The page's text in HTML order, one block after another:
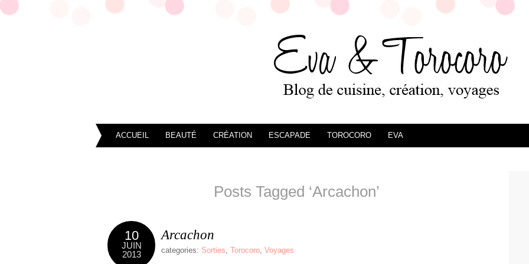
ACCUEIL BEAUTÉ CRÉATION ESCAPADE TOROCORO EVA
Posts Tagged ‘Arcachon’
10
JUIN
2013
Arcachon
categories: Sorties, Torocoro, Voyages